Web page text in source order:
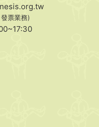
票業務)